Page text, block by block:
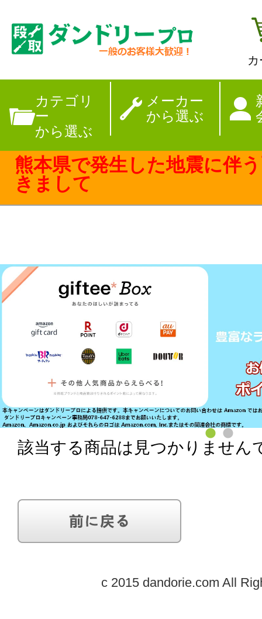
カテゴリ
ー
から選ぶ
メーカー
から選ぶ
【夏季休暇のお
熊本県で発生した地震に伴
きまして
該当する商品は見つかりません
c 2015 dandorie.com All